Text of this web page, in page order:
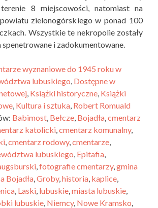
8 miejscowości, natomiast na
zielonogórskiego w ponad 100
Wszystkie te nekropolie zostały
i zadokumentowane.
wyznaniowe do 1945 roku w
lubuskiego Dostępne w
Książki historyczne Książki
Kultura i sztuka Robert Romuald
Babimost Bełcze Bojadła cmentarz
katolicki cmentarz komunalny,
cmentarz rodowy, cmentarze
lubuskiego Epitafia
fotografie cmentarzy, gmina
Bojadła Groby, historia kaplice
Laski lubuskie miasta lubuskie
lubuskie Niemcy, Nowe Kramsko